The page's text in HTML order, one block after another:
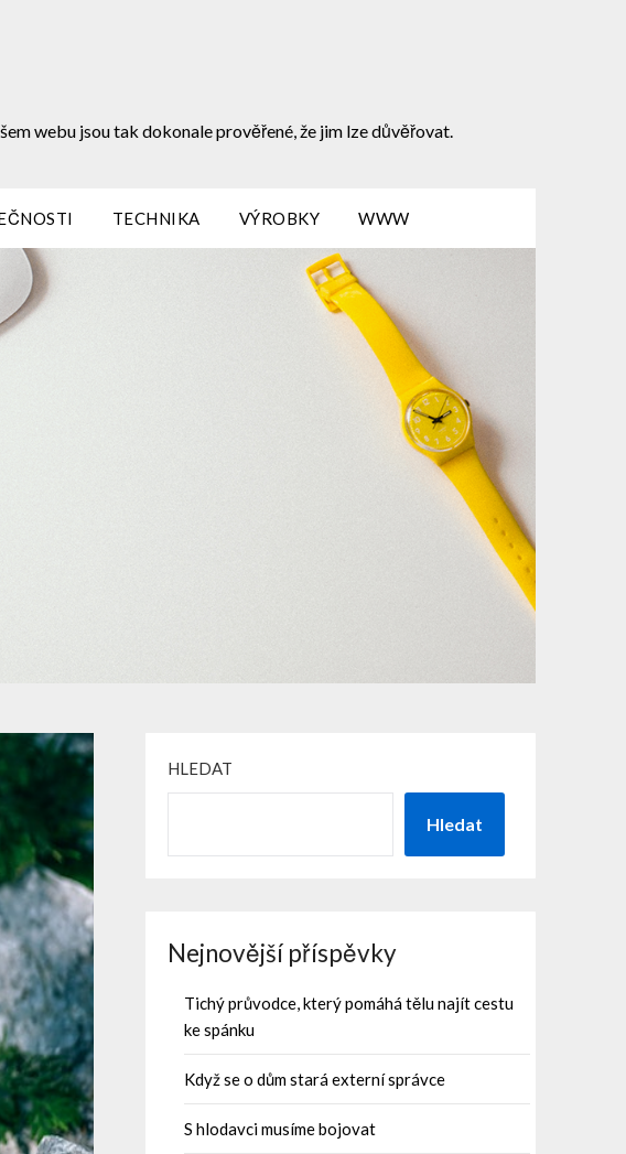
webu jsou tak dokonale prověřené, že jim lze důvěřovat.
TECHNIKA VÝROBKY WWW
HLEDAT
Hledat
Nejnovější příspěvky
Tichý průvodce, který pomáhá tělu najít cestu
ke spánku
Když se o dům stará externí správce
S hlodavci musíme bojovat